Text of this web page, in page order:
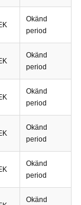
Okänd
period
Okänd
period
Okänd
period
Okänd
period
Okänd
period
Okänd